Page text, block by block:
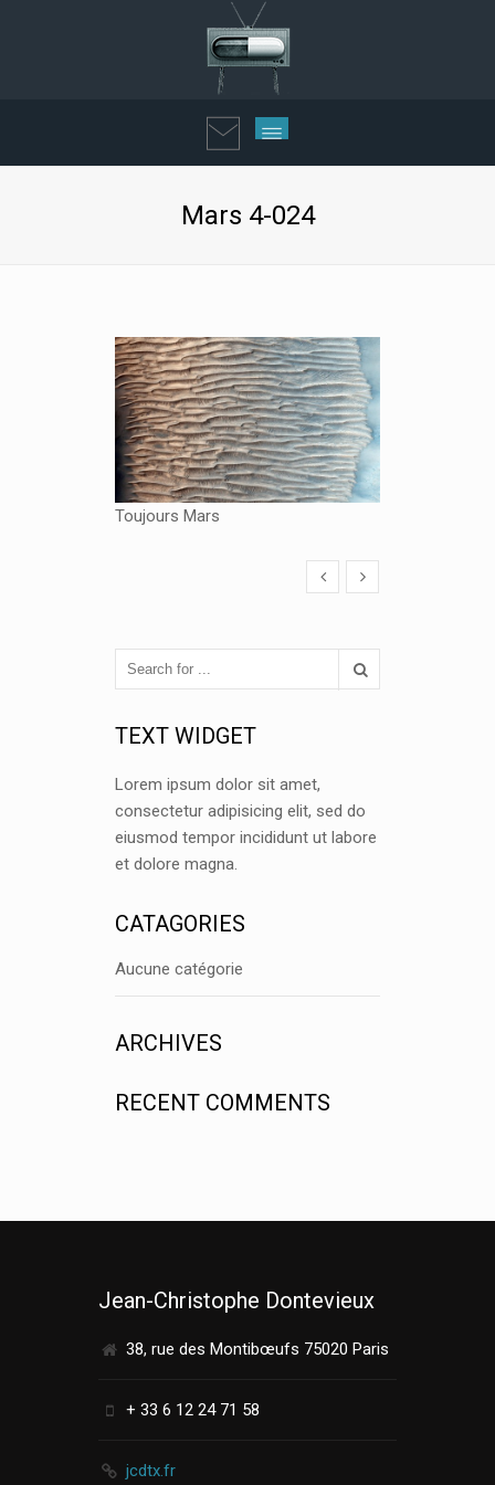
Mars 4-024
Toujours Mars
TEXT WIDGET
Lorem ipsum dolor sit amet,
consectetur adipisicing elit, sed do
eiusmod tempor incididunt ut labore
et dolore magna.
CATAGORIES
Aucune catégorie
ARCHIVES
RECENT COMMENTS
Jean-Christophe Dontevieux
38, rue des Montibœufs 75020 Paris
+ 33 6 12 24 71 58
jcdtx.fr